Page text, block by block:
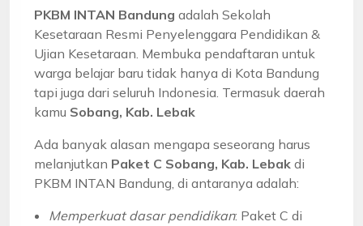
PKBM INTAN Bandung adalah Sekolah
Kesetaraan Resmi Penyelenggara Pendidikan &
Ujian Kesetaraan. Membuka pendaftaran untuk
warga belajar baru tidak hanya di Kota Bandung
tapi juga dari seluruh Indonesia. Termasuk daerah
kamu Sobang, Kab. Lebak
Ada banyak alasan mengapa seseorang harus
melanjutkan Paket C Sobang, Kab. Lebak di
PKBM INTAN Bandung, di antaranya adalah:
Memperkuat dasar pendidikan: Paket C di